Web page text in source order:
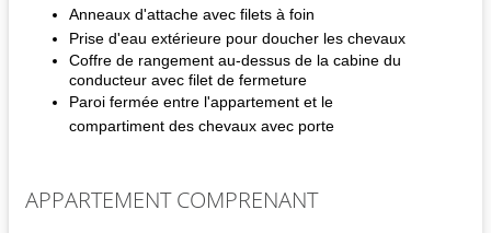
Anneaux d'attache avec filets à foin
Prise d'eau extérieure pour doucher les chevaux
Coffre de rangement au-dessus de la cabine du
conducteur avec filet de fermeture
Paroi fermée entre l'appartement et le
compartiment des chevaux avec porte
APPARTEMENT COMPRENANT